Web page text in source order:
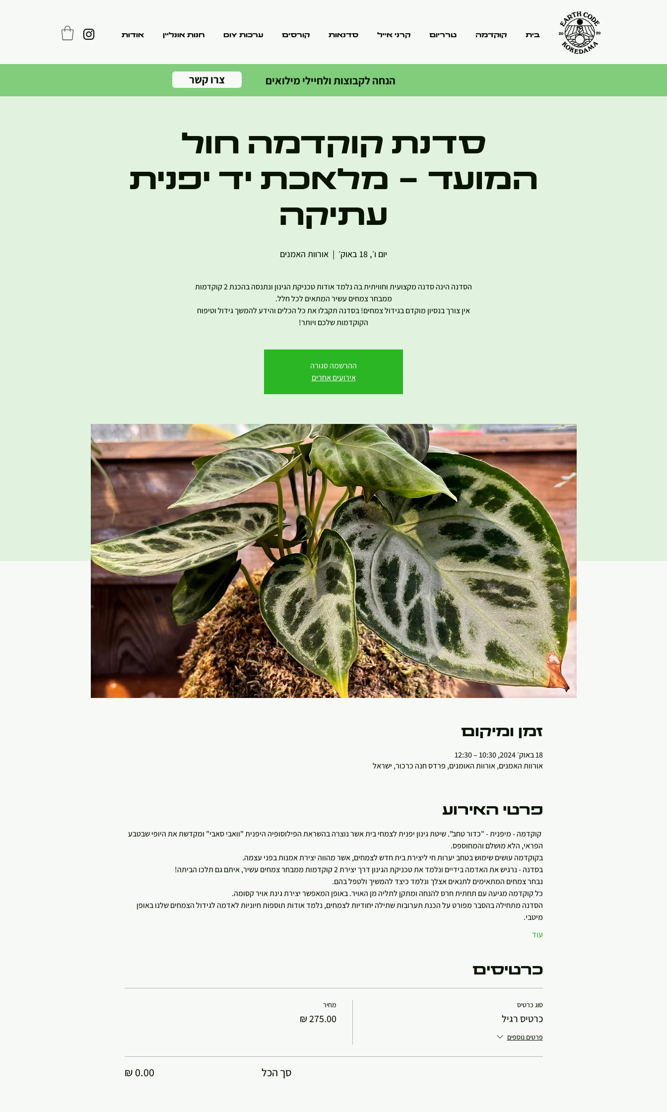
בית קוקדמה טרריום קרני אייל סדנאות קורסים ערכות DIY חנות אונליין אודות
צרו קשר הנחה לקבוצות ולחיילי מילואים
סדנת קוקדמה חול
המועד - מלאכת יד יפנית
עתיקה
יום ו׳, 18 באוק׳
  |
אורוות האמנים
הסדנה הינה סדנה מקצועית וחוויתית בה נלמד אודות טכניקת הגינון ונתנסה בהכנת 2 קוקדמות
אין צורך בנסיון מוקדם בגידול צמחים! בסדנה תקבלו את כל הכלים והידע להמשך גידול וטיפוח
הקוקדמות שלכם ויותר!
ההרשמה סגורה
אירועים אחרים
זמן ומיקום
18 באוק׳ 2024, 10:30 – 12:30
אורוות האמנים, אורוות האומנים, פרדס חנה כרכור, ישראל
פרטי האירוע
קוקדמה - מיפנית - "כדור טחב". שיטת גינון יפנית לצמחי בית אשר נוצרה בהשראת הפילוסופיה היפנית "וואבי סאבי" ומקדשת את היופי שבטבע
הפראי, הלא מושלם והמחוספס.
בקוקדמה עושים שימוש בטחב יערות חי ליצירת בית חדש לצמחים, אשר מהווה יצירת אמנות בפני עצמה.
בסדנה - נרגיש את האדמה בידיים ונלמד את טכניקת הגינון דרך יצירת 2 קוקדמות ממבחר צמחים עשיר, איתם גם תלכו הביתה!
נבחר צמחים המתאימים לתנאים אצלך ונלמד כיצד להמשיך ולטפל בהם.
כל קוקדמה מגיעה עם תחתית חרס להנחה ומתקן לתליה מן האויר. באופן המאפשר יצירת גינת אויר קסומה.
הסדנה מתחילה בהסבר מפורט על הכנת תערובות שתילה יחודיות לצמחים, נלמד אודות תוספות חיוניות לאדמה לגידול הצמחים שלנו באופן
מיטבי.
עוד
כרטיסים
סוג כרטיס
כרטיס רגיל
פרטים נוספים
מחיר
סך הכל